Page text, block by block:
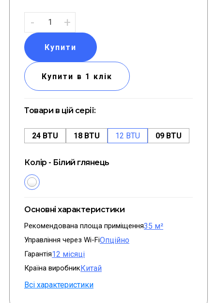
- +
Купити
Купити в 1 клік
Товари в цій серії:
24 BTU 18 BTU 12 BTU 09 BTU
Колір - Білий глянець
Основні характеристики
Рекомендована площа приміщення35 м²
Управління через Wi-FiОпційно
Гарантія12 місяці
Країна виробникКитай
Всі характеристики